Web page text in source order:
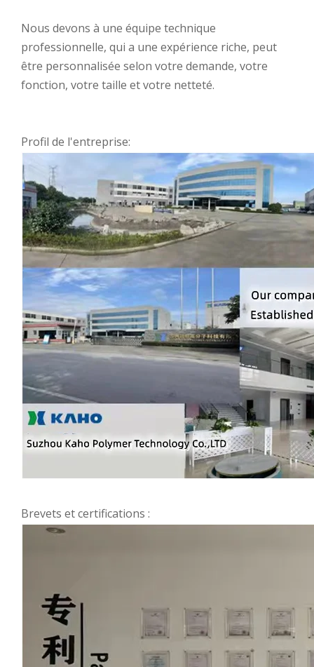
Nous devons à une équipe technique
professionnelle, qui a une expérience riche, peut
être personnalisée selon votre demande, votre
fonction, votre taille et votre netteté.
Profil de l'entreprise:
Brevets et certifications :